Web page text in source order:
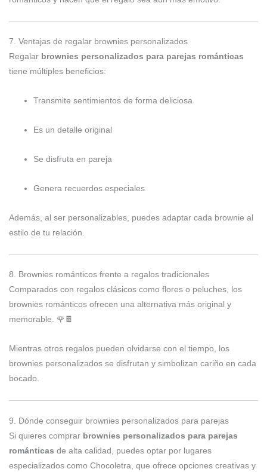
7. Ventajas de regalar brownies personalizados
Regalar brownies personalizados para parejas románticas
tiene múltiples beneficios:
Transmite sentimientos de forma deliciosa
Es un detalle original
Se disfruta en pareja
Genera recuerdos especiales
Además, al ser personalizables, puedes adaptar cada brownie al
estilo de tu relación.
8. Brownies románticos frente a regalos tradicionales
Comparados con regalos clásicos como flores o peluches, los
brownies románticos ofrecen una alternativa más original y
memorable. 🌹🍫
Mientras otros regalos pueden olvidarse con el tiempo, los
brownies personalizados se disfrutan y simbolizan cariño en cada
bocado.
9. Dónde conseguir brownies personalizados para parejas
Si quieres comprar brownies personalizados para parejas
románticas de alta calidad, puedes optar por lugares
especializados como Chocoletra , que ofrece opciones creativas y